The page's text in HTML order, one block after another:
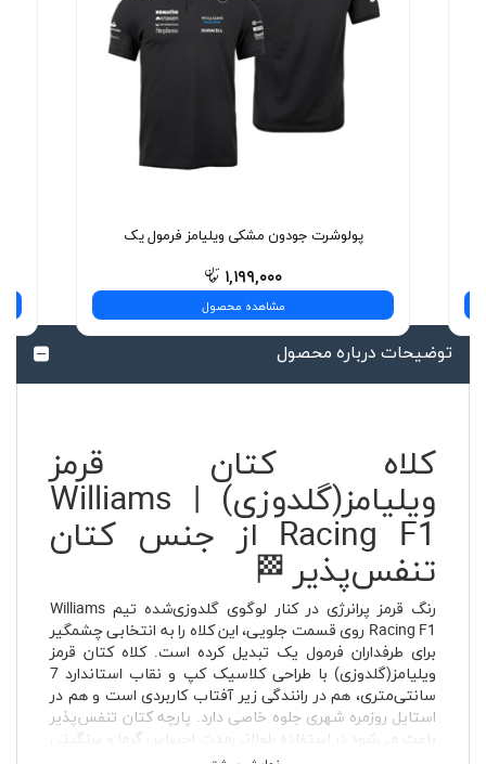
پولوشرت جودون مشکی ویلیامز فرمول یک
۱,۱۹۹,۰۰۰
مشاهده محصول
توضیحات درباره محصول
کلاه کتان قرمز
ویلیامز(گلدوزی) | Williams
Racing F1 از جنس کتان
تنفس‌پذیر 🏁
رنگ قرمز پرانرژی در کنار لوگوی گلدوزی‌شده تیم Williams
Racing F1 روی قسمت جلویی، این کلاه را به انتخابی چشمگیر
برای طرفداران فرمول یک تبدیل کرده است. کلاه کتان قرمز
ویلیامز(گلدوزی) با طراحی کلاسیک کپ و نقاب استاندارد 7
سانتی‌متری، هم در رانندگی زیر آفتاب کاربردی است و هم در
استایل روزمره شهری جلوه خاصی دارد. پارچه کتان تنفس‌پذیر
باعث می‌شود در استفاده طولانی‌مدت احساس گرما و سنگینی
نداشته باشید و قطر داخلی 19 سانتی‌متری آن در کنار بند